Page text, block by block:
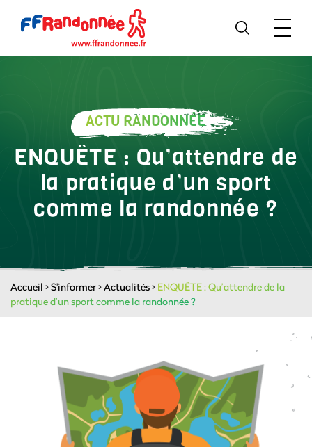
ACTU RANDONNÉE
ENQUÊTE : Qu’attendre de
la pratique d’un sport
comme la randonnée ?
Accueil >S'informer>Actualités> ENQUÊTE : Qu’attendre de la
pratique d’un sport comme la randonnée ?